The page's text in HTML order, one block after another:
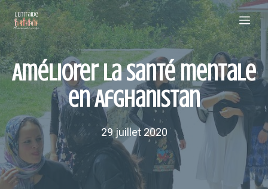
Aller
au
contenu
Améliorer la santé mentale
en Afghanistan
29 juillet 2020